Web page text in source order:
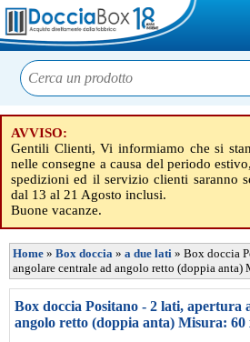
AVVISO:
Gentili Clienti, Vi informiamo che si
nelle consegne a causa del periodo
spedizioni ed il servizio clienti saranno
dal 13 al 21 Agosto inclusi.
Buone vacanze.
Home » Box doccia » a due lati » Box doccia
angolare centrale ad angolo retto (doppia anta)
Box doccia Positano - 2 lati, apertura
angolo retto (doppia anta) Misura: 60